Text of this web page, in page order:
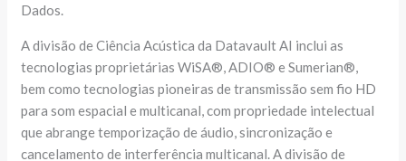
Dados.
A divisão de Ciência Acústica da Datavault AI inclui as
tecnologias proprietárias WiSA®, ADIO® e Sumerian®,
bem como tecnologias pioneiras de transmissão sem fio HD
para som espacial e multicanal, com propriedade intelectual
que abrange temporização de áudio, sincronização e
cancelamento de interferência multicanal. A divisão de